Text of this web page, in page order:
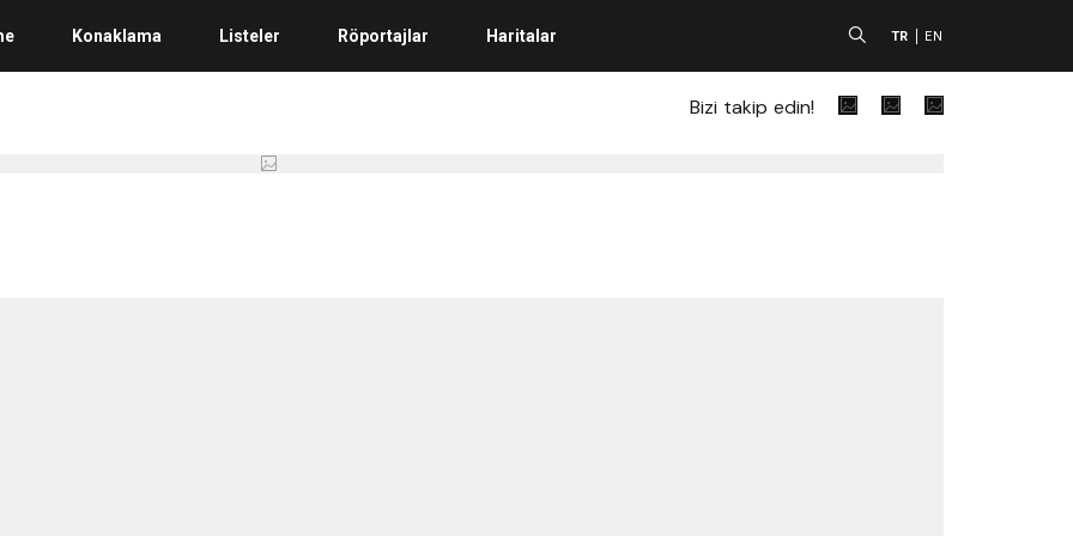
Konaklama Listeler Röportajlar Haritalar A TR EN
Bizi takip edin!